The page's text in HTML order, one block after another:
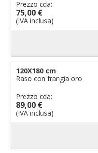
Prezzo cda:
75,00 €
(IVA inclusa)
120X180 cm
Raso con frangia oro
Prezzo cda:
89,00 €
(IVA inclusa)